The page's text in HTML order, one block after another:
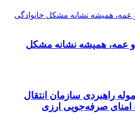
و عمه، همیشه نشانه مشکل
راهبردی سازمان انتقال
صرفه‌جویی ارزی